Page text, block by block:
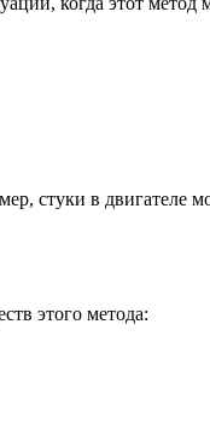
стуки в двигателе
этого метода: